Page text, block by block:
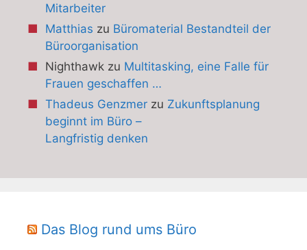
Mitarbeiter
Matthias zu Büromaterial Bestandteil der
Büroorganisation
Nighthawkzu Multitasking, eine Falle für
Frauen geschaffen …
Thadeus Genzmerzu Zukunftsplanung
beginnt im Büro –
Langfristig denken
Das Blog rund ums Büro